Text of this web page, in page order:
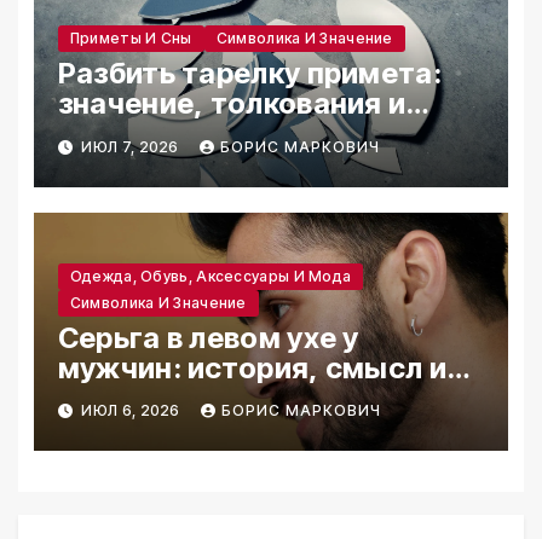
Приметы И Сны Символика И Значение
Разбить тарелку примета:
значение, толкования и
народная мудрость
ИЮЛ 7, 2026 БОРИС МАРКОВИЧ
Одежда, Обувь, Аксессуары И Мода
Символика И Значение
Серьга в левом ухе у
мужчин: история, смысл и
современный стиль
ИЮЛ 6, 2026 БОРИС МАРКОВИЧ